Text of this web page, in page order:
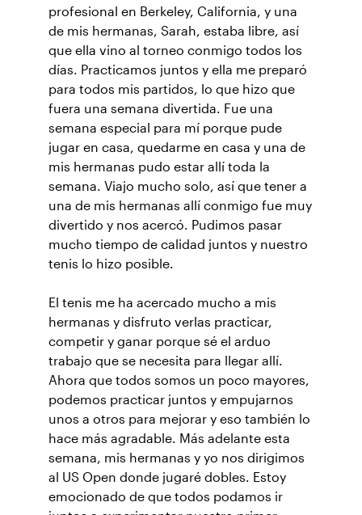
profesional en Berkeley, California, y una
de mis hermanas, Sarah, estaba libre, así
que ella vino al torneo conmigo todos los
días. Practicamos juntos y ella me preparó
para todos mis partidos, lo que hizo que
fuera una semana divertida. Fue una
semana especial para mí porque pude
jugar en casa, quedarme en casa y una de
mis hermanas pudo estar allí toda la
semana. Viajo mucho solo, así que tener a
una de mis hermanas allí conmigo fue muy
divertido y nos acercó. Pudimos pasar
mucho tiempo de calidad juntos y nuestro
tenis lo hizo posible.
El tenis me ha acercado mucho a mis
hermanas y disfruto verlas practicar,
competir y ganar porque sé el arduo
trabajo que se necesita para llegar allí.
Ahora que todos somos un poco mayores,
podemos practicar juntos y empujarnos
unos a otros para mejorar y eso también lo
hace más agradable. Más adelante esta
semana, mis hermanas y yo nos dirigimos
al US Open donde jugaré dobles. Estoy
emocionado de que todos podamos ir